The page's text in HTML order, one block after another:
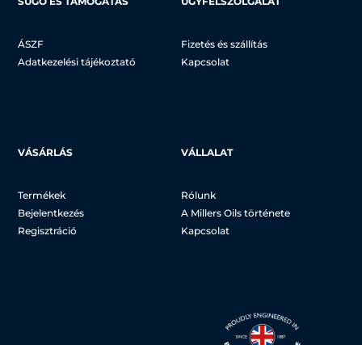
ÁSZF
Adatkezelési tájékoztató
Fizetés és szállítás
Kapcsolat
VÁSÁRLÁS
Termékek
Bejelentkezés
Regisztráció
VÁLLALAT
Rólunk
A Millers Oils története
Kapcsolat